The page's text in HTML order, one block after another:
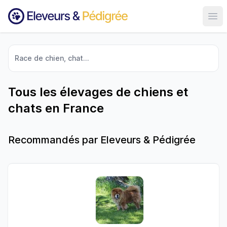
Race de chien, chat...
Tous les élevages de chiens et
chats en France
Recommandés par Eleveurs & Pédigrée